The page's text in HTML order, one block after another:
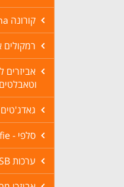
קורונה Corona
רמקולים
אביזרים
וטאבלטים
סלפי - Selfie
ערכות USB